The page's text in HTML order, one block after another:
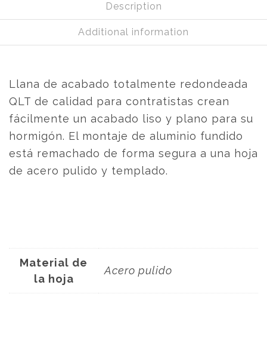
Description
Additional information
Llana de acabado totalmente redondeada
QLT de calidad para contratistas crean
fácilmente un acabado liso y plano para su
hormigón. El montaje de aluminio fundido
está remachado de forma segura a una hoja
de acero pulido y templado.
Material de
la hoja
Acero pulido